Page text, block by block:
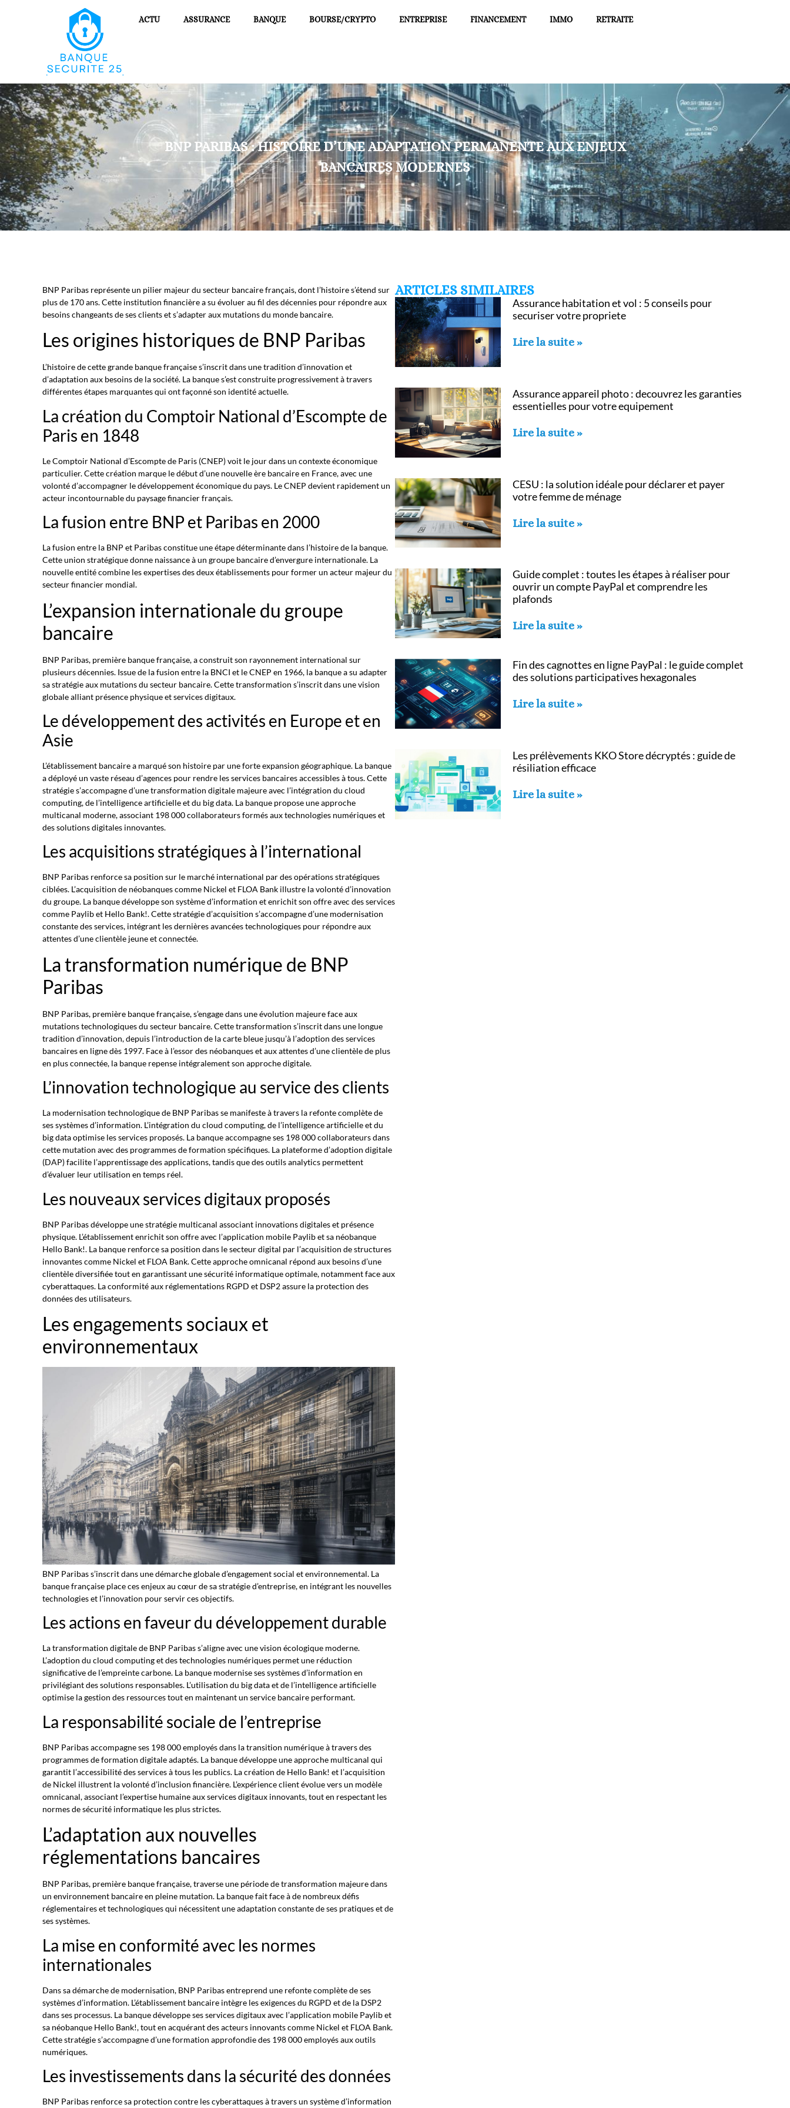
ACTU ASSURANCE BANQUE BOURSE/CRYPTO ENTREPRISE FINANCEMENT IMMO RETRAITE
BNP PARIBAS : HISTOIRE D’UNE ADAPTATION PERMANENTE AUX ENJEUX
BANCAIRES MODERNES
BNP Paribas représente un pilier majeur du secteur bancaire français, dont l’histoire s’étend sur
plus de 170 ans. Cette institution financière a su évoluer au fil des décennies pour répondre aux
besoins changeants de ses clients et s’adapter aux mutations du monde bancaire.
Les origines historiques de BNP Paribas
L’histoire de cette grande banque française s’inscrit dans une tradition d’innovation et
d’adaptation aux besoins de la société. La banque s’est construite progressivement à travers
différentes étapes marquantes qui ont façonné son identité actuelle.
La création du Comptoir National d’Escompte de
Paris en 1848
Le Comptoir National d’Escompte de Paris (CNEP) voit le jour dans un contexte économique
particulier. Cette création marque le début d’une nouvelle ère bancaire en France, avec une
volonté d’accompagner le développement économique du pays. Le CNEP devient rapidement un
acteur incontournable du paysage financier français.
La fusion entre BNP et Paribas en 2000
La fusion entre la BNP et Paribas constitue une étape déterminante dans l’histoire de la banque.
Cette union stratégique donne naissance à un groupe bancaire d’envergure internationale. La
nouvelle entité combine les expertises des deux établissements pour former un acteur majeur du
secteur financier mondial.
L’expansion internationale du groupe
bancaire
BNP Paribas, première banque française, a construit son rayonnement international sur
plusieurs décennies. Issue de la fusion entre la BNCI et le CNEP en 1966, la banque a su adapter
sa stratégie aux mutations du secteur bancaire. Cette transformation s’inscrit dans une vision
globale alliant présence physique et services digitaux.
Le développement des activités en Europe et en
Asie
L’établissement bancaire a marqué son histoire par une forte expansion géographique. La banque
a déployé un vaste réseau d’agences pour rendre les services bancaires accessibles à tous. Cette
stratégie s’accompagne d’une transformation digitale majeure avec l’intégration du cloud
computing, de l’intelligence artificielle et du big data. La banque propose une approche
multicanal moderne, associant 198 000 collaborateurs formés aux technologies numériques et
des solutions digitales innovantes.
Les acquisitions stratégiques à l’international
BNP Paribas renforce sa position sur le marché international par des opérations stratégiques
ciblées. L’acquisition de néobanques comme Nickel et FLOA Bank illustre la volonté d’innovation
du groupe. La banque développe son système d’information et enrichit son offre avec des services
comme Paylib et Hello Bank!. Cette stratégie d’acquisition s’accompagne d’une modernisation
constante des services, intégrant les dernières avancées technologiques pour répondre aux
attentes d’une clientèle jeune et connectée.
La transformation numérique de BNP
Paribas
BNP Paribas, première banque française, s’engage dans une évolution majeure face aux
mutations technologiques du secteur bancaire. Cette transformation s’inscrit dans une longue
tradition d’innovation, depuis l’introduction de la carte bleue jusqu’à l’adoption des services
bancaires en ligne dès 1997. Face à l’essor des néobanques et aux attentes d’une clientèle de plus
en plus connectée, la banque repense intégralement son approche digitale.
L’innovation technologique au service des clients
La modernisation technologique de BNP Paribas se manifeste à travers la refonte complète de
ses systèmes d’information. L’intégration du cloud computing, de l’intelligence artificielle et du
big data optimise les services proposés. La banque accompagne ses 198 000 collaborateurs dans
cette mutation avec des programmes de formation spécifiques. La plateforme d’adoption digitale
(DAP) facilite l’apprentissage des applications, tandis que des outils analytics permettent
d’évaluer leur utilisation en temps réel.
Les nouveaux services digitaux proposés
BNP Paribas développe une stratégie multicanal associant innovations digitales et présence
physique. L’établissement enrichit son offre avec l’application mobile Paylib et sa néobanque
Hello Bank!. La banque renforce sa position dans le secteur digital par l’acquisition de structures
innovantes comme Nickel et FLOA Bank. Cette approche omnicanal répond aux besoins d’une
clientèle diversifiée tout en garantissant une sécurité informatique optimale, notamment face aux
cyberattaques. La conformité aux réglementations RGPD et DSP2 assure la protection des
données des utilisateurs.
Les engagements sociaux et
environnementaux
BNP Paribas s’inscrit dans une démarche globale d’engagement social et environnemental. La
banque française place ces enjeux au cœur de sa stratégie d’entreprise, en intégrant les nouvelles
technologies et l’innovation pour servir ces objectifs.
Les actions en faveur du développement durable
La transformation digitale de BNP Paribas s’aligne avec une vision écologique moderne.
L’adoption du cloud computing et des technologies numériques permet une réduction
significative de l’empreinte carbone. La banque modernise ses systèmes d’information en
privilégiant des solutions responsables. L’utilisation du big data et de l’intelligence artificielle
optimise la gestion des ressources tout en maintenant un service bancaire performant.
La responsabilité sociale de l’entreprise
BNP Paribas accompagne ses 198 000 employés dans la transition numérique à travers des
programmes de formation digitale adaptés. La banque développe une approche multicanal qui
garantit l’accessibilité des services à tous les publics. La création de Hello Bank! et l’acquisition
de Nickel illustrent la volonté d’inclusion financière. L’expérience client évolue vers un modèle
omnicanal, associant l’expertise humaine aux services digitaux innovants, tout en respectant les
normes de sécurité informatique les plus strictes.
L’adaptation aux nouvelles
réglementations bancaires
BNP Paribas, première banque française, traverse une période de transformation majeure dans
un environnement bancaire en pleine mutation. La banque fait face à de nombreux défis
réglementaires et technologiques qui nécessitent une adaptation constante de ses pratiques et de
ses systèmes.
La mise en conformité avec les normes
internationales
Dans sa démarche de modernisation, BNP Paribas entreprend une refonte complète de ses
systèmes d’information. L’établissement bancaire intègre les exigences du RGPD et de la DSP2
dans ses processus. La banque développe ses services digitaux avec l’application mobile Paylib et
sa néobanque Hello Bank!, tout en acquérant des acteurs innovants comme Nickel et FLOA Bank.
Cette stratégie s’accompagne d’une formation approfondie des 198 000 employés aux outils
numériques.
Les investissements dans la sécurité des données
BNP Paribas renforce sa protection contre les cyberattaques à travers un système d’information
ARTICLES SIMILAIRES
Assurance habitation et vol : 5 conseils pour
securiser votre propriete
Lire la suite »
Assurance appareil photo : decouvrez les garanties
essentielles pour votre equipement
Lire la suite »
CESU : la solution idéale pour déclarer et payer
votre femme de ménage
Lire la suite »
Guide complet : toutes les étapes à réaliser pour
ouvrir un compte PayPal et comprendre les
plafonds
Lire la suite »
Fin des cagnottes en ligne PayPal : le guide complet
des solutions participatives hexagonales
Lire la suite »
Les prélèvements KKO Store décryptés : guide de
résiliation efficace
Lire la suite »